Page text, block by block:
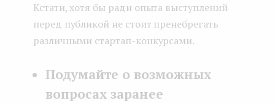
Кстати, хотя бы ради опыта выступлений
перед публикой не стоит пренебрегать
различными стартап-конкурсами.
Подумайте о возможных
вопросах заранее